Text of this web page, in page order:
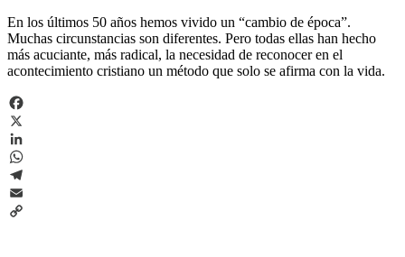
En los últimos 50 años hemos vivido un “cambio de época”.
Muchas circunstancias son diferentes. Pero todas ellas han hecho
más acuciante, más radical, la necesidad de reconocer en el
acontecimiento cristiano un método que solo se afirma con la vida.
Facebook
X
LinkedIn
WhatsApp
Telegram
Email